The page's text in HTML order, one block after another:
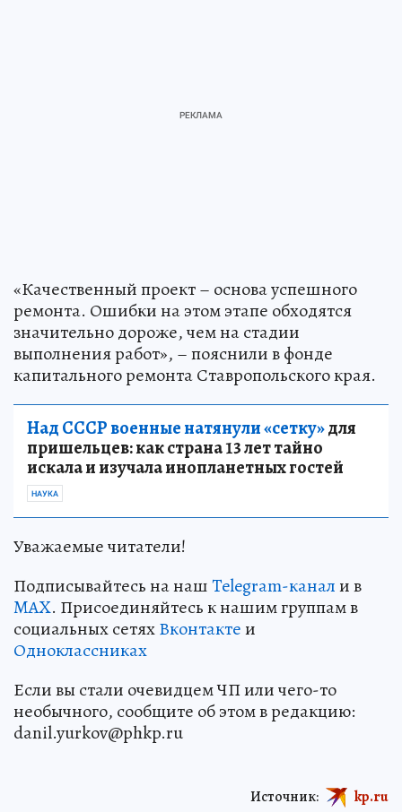
«Качественный проект – основа успешного
ремонта. Ошибки на этом этапе обходятся
значительно дороже, чем на стадии
выполнения работ», – пояснили в фонде
капитального ремонта Ставропольского края.
Над СССР военные натянули «сетку»для
пришельцев: как страна 13 лет тайно
искала и изучала инопланетных гостей
НАУКА
Уважаемые читатели!
Подписывайтесь на нашTelegram-канали в
MAX. Присоединяйтесь к нашим группам в
социальных сетяхВконтактеи
Одноклассниках
Если вы стали очевидцем ЧП или чего-то
необычного, сообщите об этом в редакцию:
danil.yurkov@phkp.ru
Источник: kp.ru